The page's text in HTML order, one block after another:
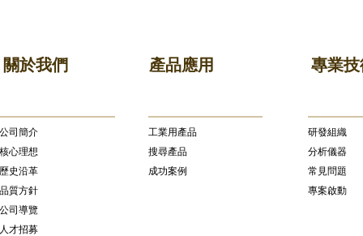
關於我們 產品應用 專業
公司簡介
核心理想
歷史沿革
品質方針
公司導覽
人才招募
​工業用產品
搜尋產品
成功案例
研發組織
分析儀器
常見問題
專案啟動